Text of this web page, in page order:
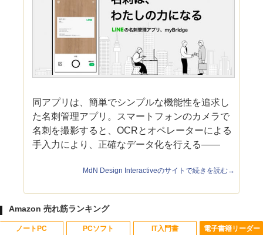
同アプリは、簡単でシンプルな機能性を追求し
た名刺管理アプリ。スマートフォンのカメラで
名刺を撮影すると、OCRとオペレーターによる
手入力により、正確なデータ化を行える――
MdN Design Interactiveのサイトで続きを読む→
Amazon 売れ筋ランキング
ノートPC PCソフト IT入門書 電子書籍リーダー